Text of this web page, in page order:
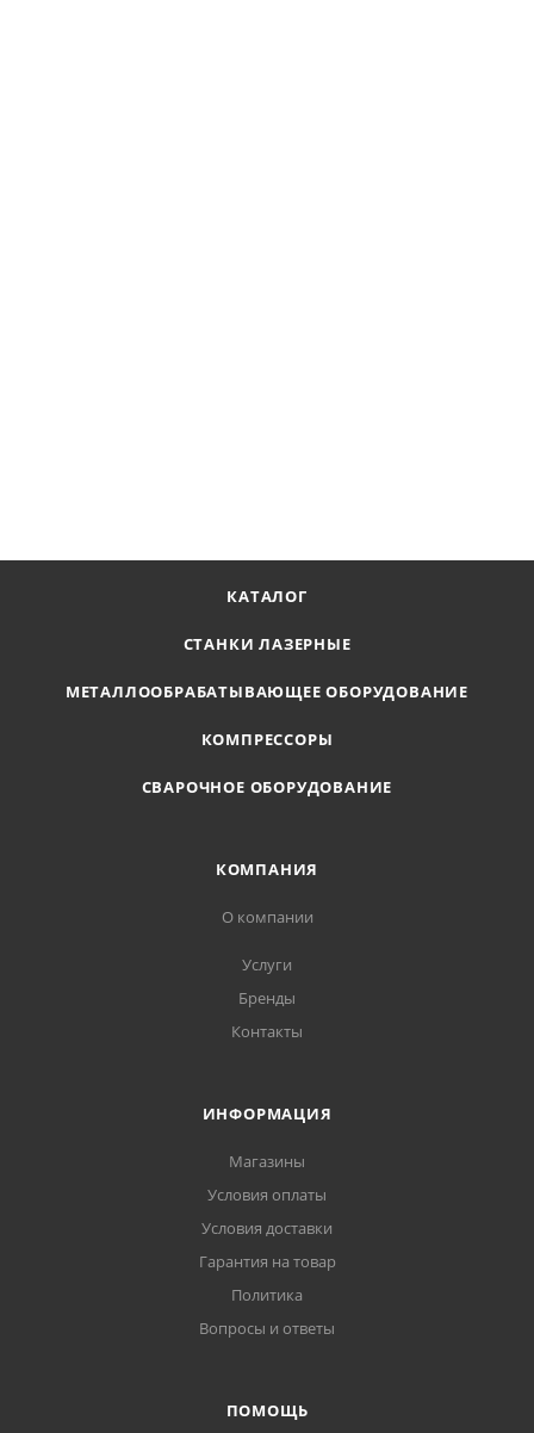
КАТАЛОГ
СТАНКИ ЛАЗЕРНЫЕ
МЕТАЛЛООБРАБАТЫВАЮЩЕЕ ОБОРУДОВАНИЕ
КОМПРЕССОРЫ
СВАРОЧНОЕ ОБОРУДОВАНИЕ
КОМПАНИЯ
О компании
Услуги
Бренды
Контакты
ИНФОРМАЦИЯ
Магазины
Условия оплаты
Условия доставки
Гарантия на товар
Политика
Вопросы и ответы
ПОМОЩЬ